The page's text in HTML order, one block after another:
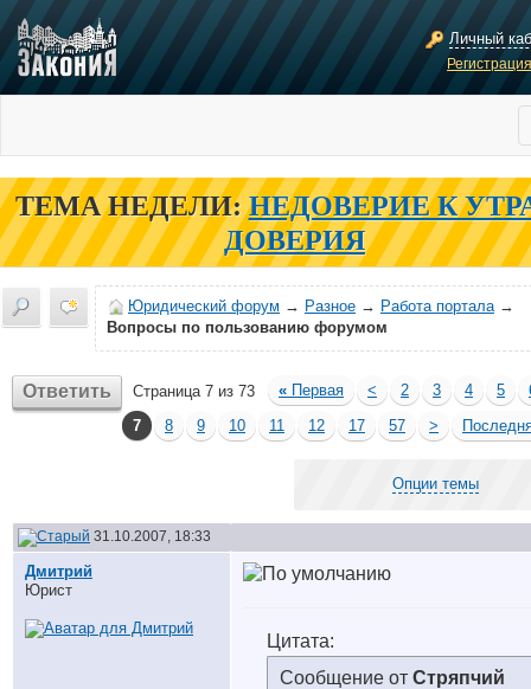
Личный
ТЕМА НЕДЕЛИ: НЕДОВЕРИЕ К
ДОВЕРИЯ
Юридический форум → Разное → Работа портала→
Вопросы по пользованию форумом
Ответить Страница 7 из 73 « Первая < 2 3 4 5
7
8 9 10 11 12 17 57 >
Опции темы
31.10.2007, 18:33
Дмитрий
Юрист
Цитата:
Сообщение от Стряпчий